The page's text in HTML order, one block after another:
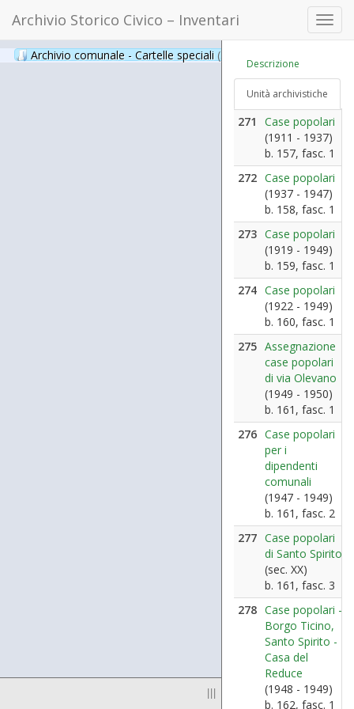
Archivio Storico Civico – Inventari
Archivio comunale - Cartelle speciali (397)
|||
Descrizione
Unità archivistiche
271
Case popolari
(1911 - 1937)
b. 157, fasc. 1
272 Case popolari
(1937 - 1947)
b. 158, fasc. 1
273 Case popolari
(1919 - 1949)
b. 159, fasc. 1
274 Case popolari
(1922 - 1949)
b. 160, fasc. 1
275 Assegnazione
case popolari
di via Olevano
(1949 - 1950)
b. 161, fasc. 1
276 Case popolari
per i
dipendenti
comunali
(1947 - 1949)
b. 161, fasc. 2
277 Case popolari
di Santo Spirito
(sec. XX)
b. 161, fasc. 3
278 Case popolari -
Borgo Ticino,
Santo Spirito -
Casa del
Reduce
(1948 - 1949)
b. 162, fasc. 1